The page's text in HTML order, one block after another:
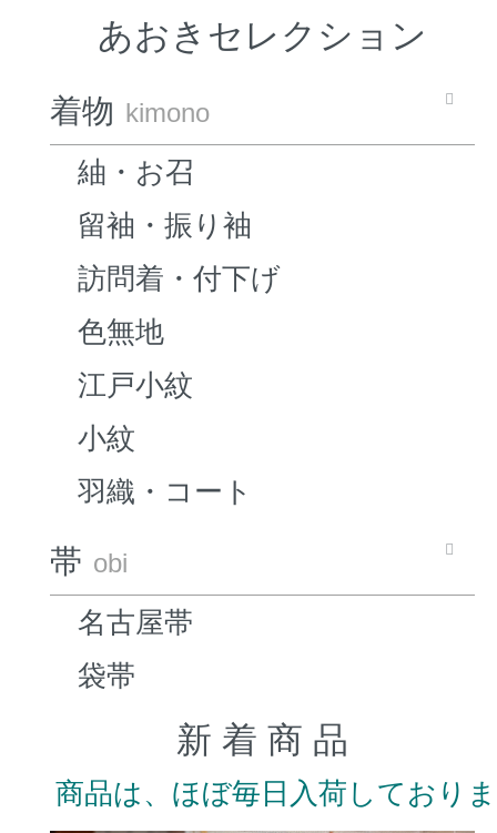
あおきセレクション
着物 kimono
紬・お召
留袖・振り袖
訪問着・付下げ
色無地
江戸小紋
小紋
羽織・コート
帯 obi
名古屋帯
袋帯
新 着 商 品
商品は、ほぼ毎日入荷しており